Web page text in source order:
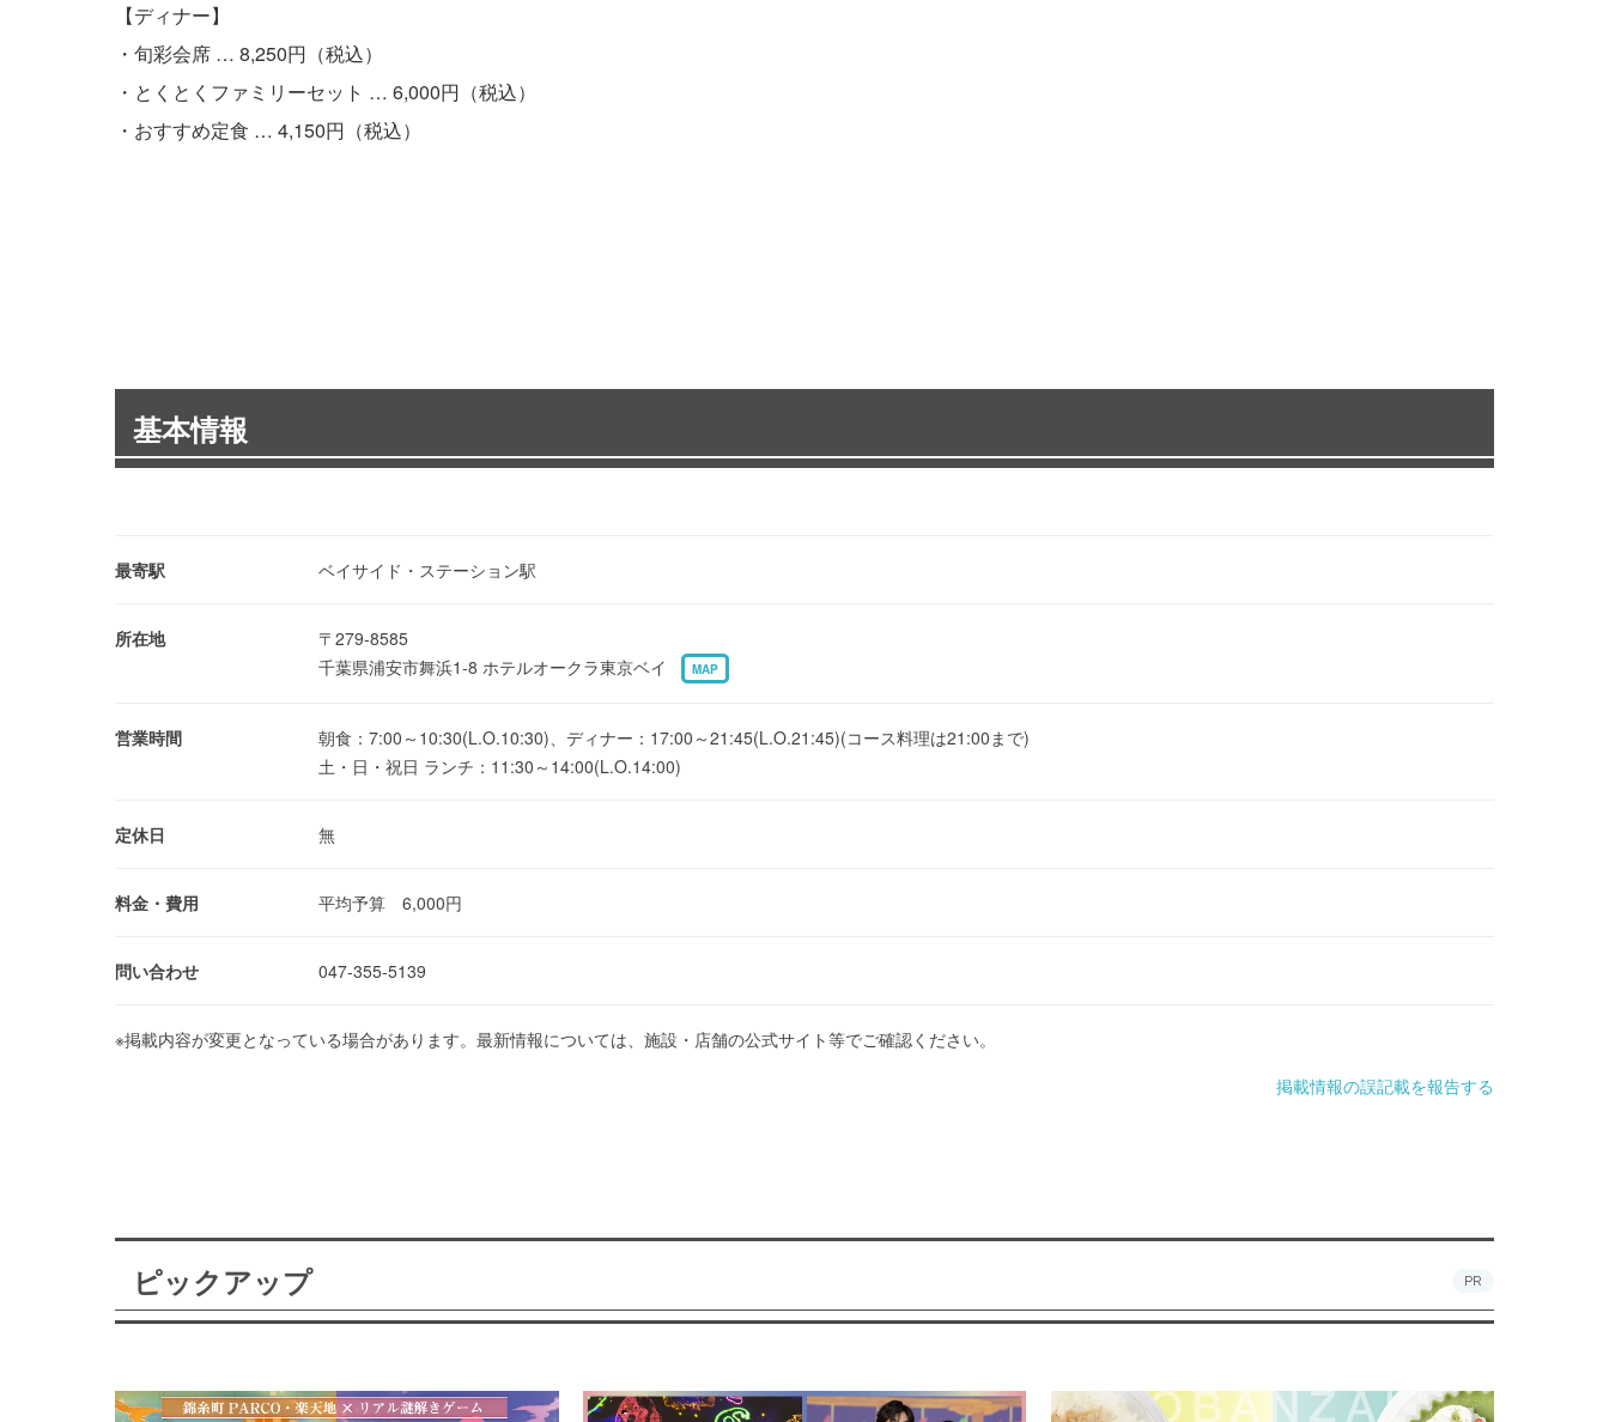
【ディナー】
・旬彩会席 … 8,250円（税込）
・とくとくファミリーセット … 6,000円（税込）
・おすすめ定食 … 4,150円（税込）
基本情報
最寄駅 ベイサイド・ステーション駅
所在地
〒279-8585
千葉県浦安市舞浜1-8 ホテルオークラ東京ベイ
MAP
営業時間
朝食：7:00～10:30(L.O.10:30)、ディナー：17:00～21:45(L.O.21:45)(コース料理は21:00まで)
土・日・祝日 ランチ：11:30～14:00(L.O.14:00)
定休日 無
料金・費用 平均予算 6,000円
問い合わせ 047-355-5139
※掲載内容が変更となっている場合があります。最新情報については、施設・店舗の公式サイト等でご確認ください。
掲載情報の誤記載を報告する
ピックアップ PR